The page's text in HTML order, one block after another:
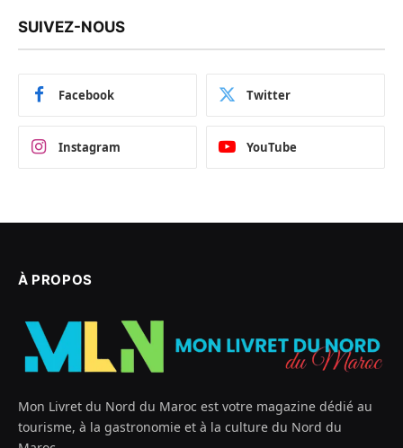
SUIVEZ-NOUS
Facebook Twitter
Instagram YouTube
À PROPOS
Mon Livret du Nord du Maroc est votre magazine dédié au
tourisme, à la gastronomie et à la culture du Nord du